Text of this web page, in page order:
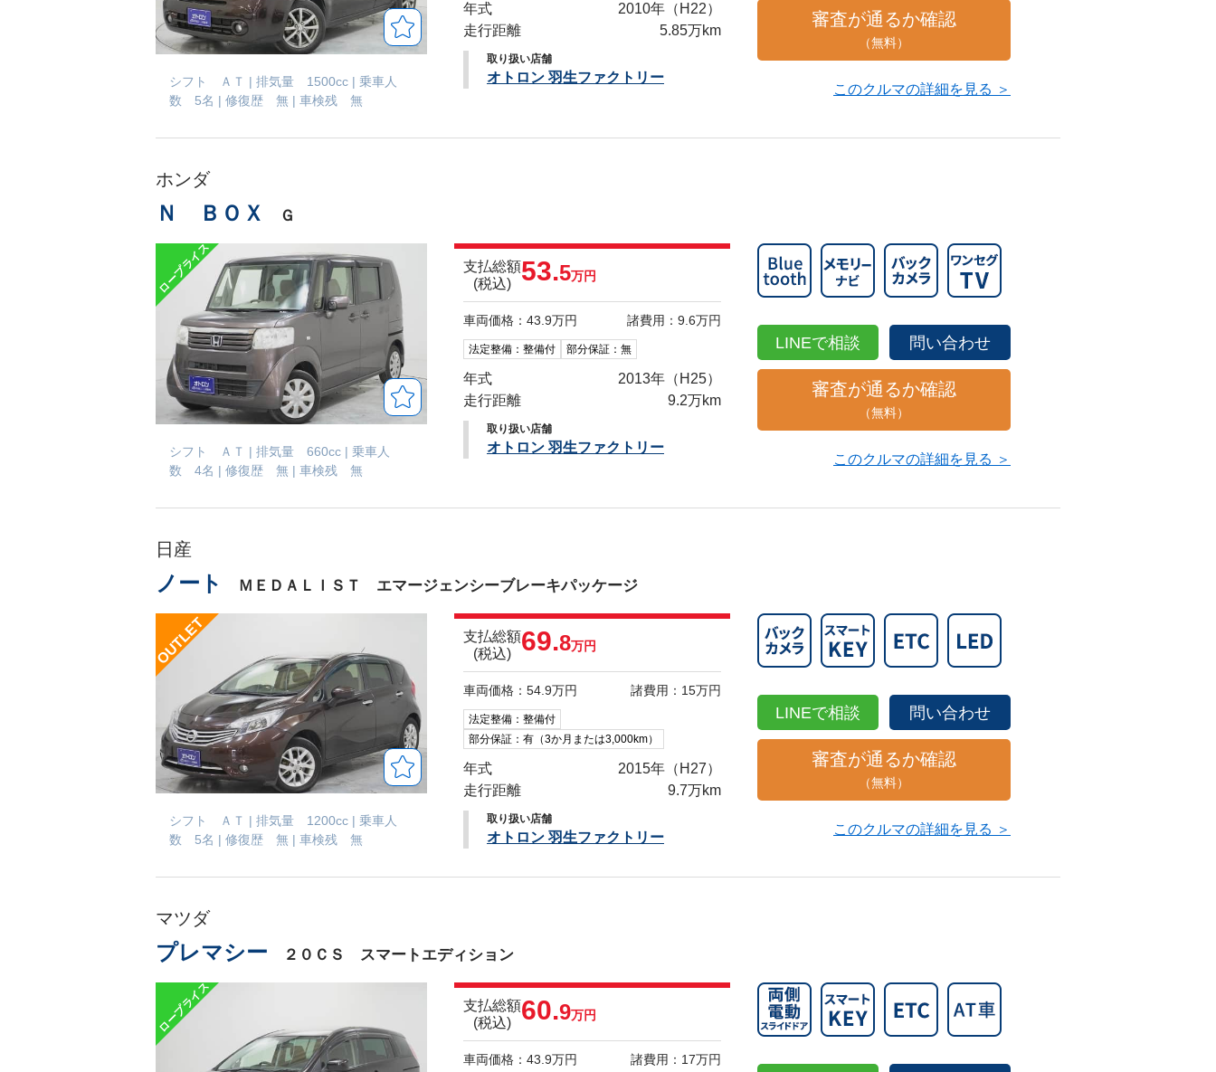
シフト ＡＴ | 排気量 1500cc | 乗車人
数 5名 | 修復歴 無 | 車検残 無
年式
2010年（H22）
走行距離
5.85万km
取り扱い店舗
オトロン 羽生ファクトリー
審査が通るか確認
（無料）
このクルマの詳細を見る ＞
ホンダ
Ｎ ＢＯＸ Ｇ
シフト ＡＴ | 排気量 660cc | 乗車人
数 4名 | 修復歴 無 | 車検残 無
支払総額
(税込)
53.5万円
車両価格：43.9万円 諸費用：9.6万円
法定整備：整備付 部分保証：無
年式
2013年（H25）
走行距離
9.2万km
取り扱い店舗
オトロン 羽生ファクトリー
LINEで相談 問い合わせ
審査が通るか確認
（無料）
このクルマの詳細を見る ＞
日産
ノート ＭＥＤＡＬＩＳＴ エマージェンシーブレーキパッケージ
シフト ＡＴ | 排気量 1200cc | 乗車人
数 5名 | 修復歴 無 | 車検残 無
支払総額
(税込)
69.8万円
車両価格：54.9万円 諸費用：15万円
法定整備：整備付
部分保証：有（3か月または3,000km）
年式
2015年（H27）
走行距離
9.7万km
取り扱い店舗
オトロン 羽生ファクトリー
LINEで相談 問い合わせ
審査が通るか確認
（無料）
このクルマの詳細を見る ＞
マツダ
プレマシー ２０ＣＳ スマートエディション
支払総額
(税込)
60.9万円
車両価格：43.9万円 諸費用：17万円